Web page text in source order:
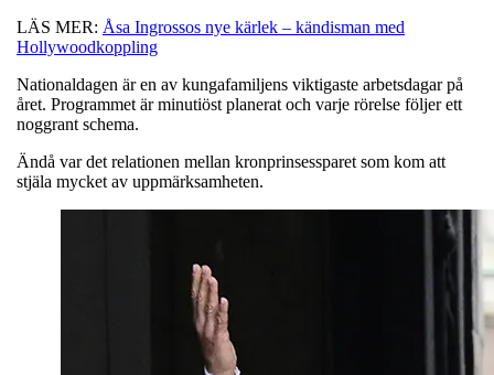
LÄS MER: Åsa Ingrossos nye kärlek – kändisman med
Hollywoodkoppling
Nationaldagen är en av kungafamiljens viktigaste arbetsdagar på
året. Programmet är minutiöst planerat och varje rörelse följer ett
noggrant schema.
Ändå var det relationen mellan kronprinsessparet som kom att
stjäla mycket av uppmärksamheten.